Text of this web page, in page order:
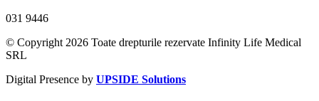
031 9446
© Copyright 2026 Toate drepturile rezervate Infinity Life Medical
SRL
Digital Presence by UPSIDE Solutions